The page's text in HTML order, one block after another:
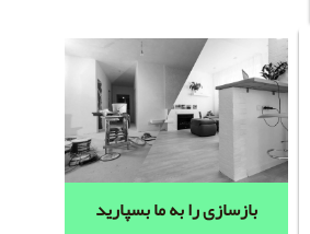
بازسازی را به ما بسپارید